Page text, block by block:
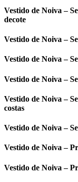
Vestido de Noiva –
decote
Vestido de Noiva –
Vestido de Noiva –
Vestido de Noiva –
Vestido de Noiva –
costas
Vestido de Noiva –
Vestido de Noiva –
Vestido de Noiva –